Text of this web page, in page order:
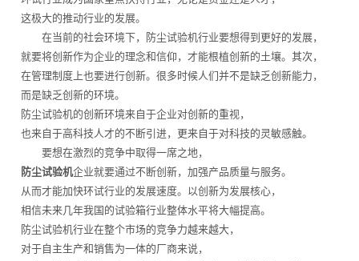
这极大的推动行业的发展。
在当前的社会环境下，防尘试验机行业要想得到更好的发展，
就要将创新作为企业的理念和信仰，才能根植创新的土壤。其次，
在管理制度上也要进行创新。很多时候人们并不是缺乏创新能力，
而是缺乏创新的环境。
防尘试验机的创新环境来自于企业对创新的重视，
也来自于高科技人才的不断引进，更来自于对科技的灵敏感触。
要想在激烈的竞争中取得一席之地，
防尘试验机企业就要通过不断创新，加强产品质量与服务。
从而才能加快环试行业的发展速度。以创新为发展核心，
相信未来几年我国的试验箱行业整体水平将大幅提高。
防尘试验机行业在整个市场的竞争力越来越大，
对于自主生产和销售为一体的厂商来说，